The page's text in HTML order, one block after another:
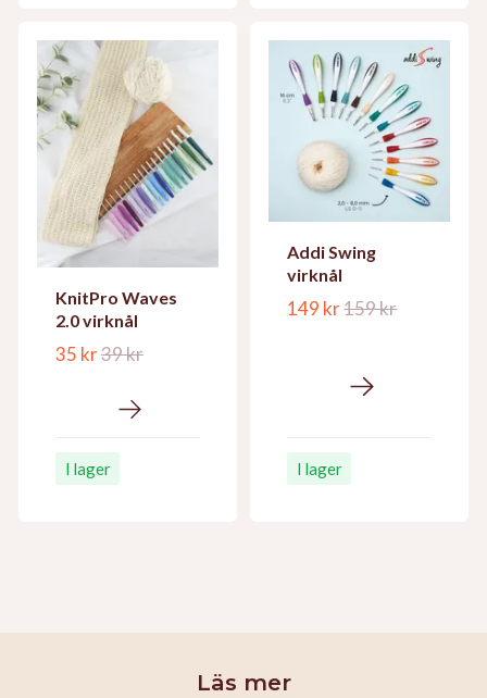
KnitPro Waves
2.0 virknål
35 kr39 kr
I lager
Addi Swing
virknål
149 kr159 kr
I lager
Läs mer